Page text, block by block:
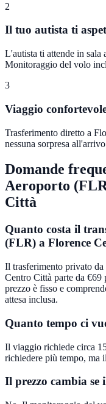
2
Il tuo autista ti
L'autista ti attende in
Monitoraggio del volo
3
Viaggio
Trasferimento diretto a
nessuna sorpresa
Domande
Aeroporto
Città
Quanto costa il
(FLR) a Florence
Il trasferimento privato
Centro Città parte da €69
prezzo è fisso e
attesa inclusa.
Quanto tempo ci
Il viaggio richiede circa
richiedere più tempo, ma
Il prezzo cambia